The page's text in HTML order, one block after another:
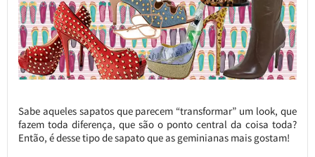
Sabe aqueles sapatos que parecem “transformar” um look, que
fazem toda diferença, que são o ponto central da coisa toda?
Então, é desse tipo de sapato que as geminianas mais gostam!